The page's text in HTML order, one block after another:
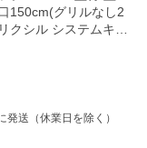
150cm(グリルなし2
クシル システムキッ
送（休業日を除く）